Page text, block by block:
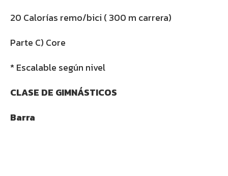
20 Calorías remo/bici ( 300 m carrera)
Parte C) Core
* Escalable según nivel
CLASE DE GIMNÁSTICOS
Barra